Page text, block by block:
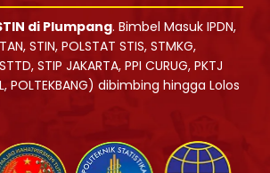
di Plumpang. Bimbel Masuk IPDN,
STIN, POLSTAT STIS, STMKG,
STIP JAKARTA, PPI CURUG, PKTJ
POLTEKBANG) dibimbing hingga Lolos